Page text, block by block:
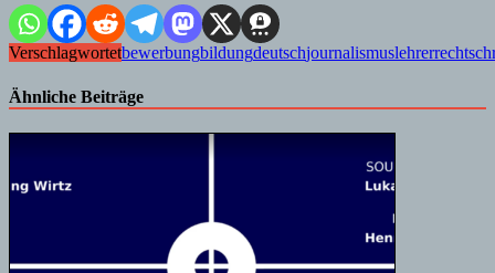
Verschlagwortetbewerbungbildungdeutschjournalismuslehrer
Ähnliche Beiträge